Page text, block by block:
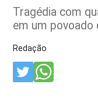
Tragédia com
em um povoado
Redação